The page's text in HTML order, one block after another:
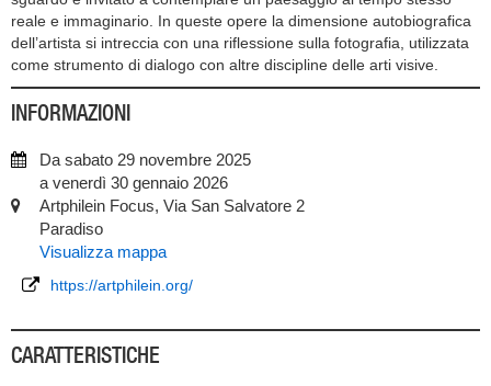
reale e immaginario. In queste opere la dimensione autobiografica
dell’artista si intreccia con una riflessione sulla fotografia, utilizzata
come strumento di dialogo con altre discipline delle arti visive.
INFORMAZIONI
Da sabato 29 novembre 2025
a venerdì 30 gennaio 2026
Artphilein Focus, Via San Salvatore 2
Paradiso
Visualizza mappa
https://artphilein.org/
CARATTERISTICHE